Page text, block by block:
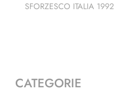
SFORZESCO ITALIA
CATEGORIE